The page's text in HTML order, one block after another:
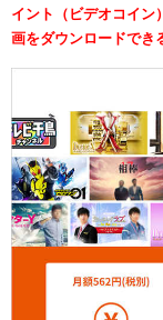
イント（ビデオコイン
画をダウンロードでき